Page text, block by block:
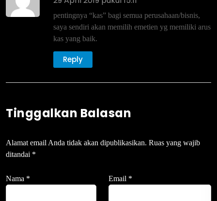
pentingnya “kas” bagi semua perusahaan/bisnis,
saya sendiri akan memilih emetien yg memiliki arus
kas yang baik.
Reply
Tinggalkan Balasan
Alamat email Anda tidak akan dipublikasikan. Ruas yang wajib
ditandai *
Nama * Email *